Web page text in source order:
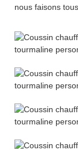
nous faisons